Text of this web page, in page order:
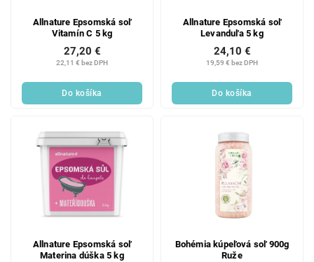
Allnature Epsomská soľ
Vitamín C 5 kg
22,11 € bez DPH
27,20 €
Do košíka
Allnature Epsomská soľ
Levanduľa 5 kg
19,59 € bez DPH
24,10 €
Do košíka
Allnature Epsomská soľ
Materina dúška 5 kg
Bohémia kúpeľová soľ 900g
Ruže